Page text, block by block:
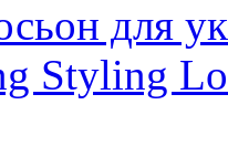
для
Styling